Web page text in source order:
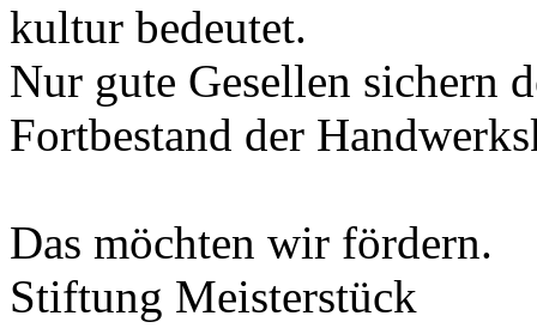
kultur bedeutet.
Nur gute Gesellen sichern
Fortbestand der
Das möchten wir fördern.
Stiftung Meisterstück